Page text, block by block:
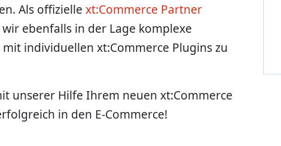
Als offizielle xt:Commerce Partner
ebenfalls in der Lage komplexe
individuellen xt:Commerce Plugins zu
unserer Hilfe Ihrem neuen xt:Commerce
in den E-Commerce!